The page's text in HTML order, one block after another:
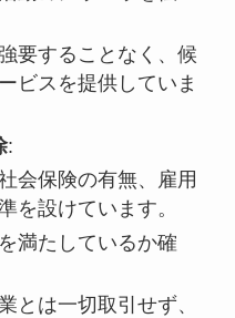
要することなく、候
ビスを提供していま
:
会保険の有無、雇用
を設けています。
満たしているか確
とは一切取引せず、